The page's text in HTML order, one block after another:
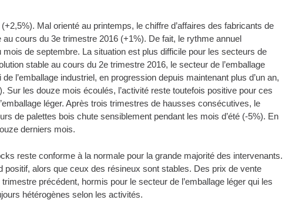
Mal orienté au printemps, le chiffre d’affaires des fabricants de
cours du 3e trimestre 2016 (+1%). De fait, le rythme annuel
mois de septembre. La situation est plus difficile pour les secteurs de
stable au cours du 2e trimestre 2016, le secteur de l’emballage
l’emballage industriel, en progression depuis maintenant plus d’un an,
Sur les douze mois écoulés, l’activité reste toutefois positive pour ces
léger. Après trois trimestres de hausses consécutives, le
de palettes bois chute sensiblement pendant les mois d’été (-5%). En
derniers mois.
reste conforme à la normale pour la grande majorité des intervenants.
positif, alors que ceux des résineux sont stables. Des prix de vente
précédent, hormis pour le secteur de l’emballage léger qui les
hétérogènes selon les activités.